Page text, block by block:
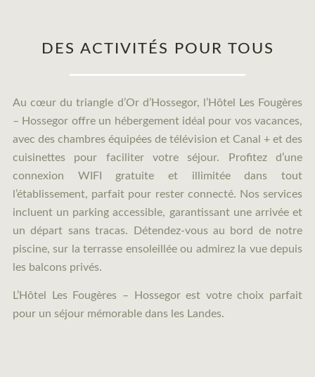
DES ACTIVITÉS POUR TOUS
Au cœur du triangle d’Or d’Hossegor, l’Hôtel Les Fougères
– Hossegor offre un hébergement idéal pour vos vacances,
avec des chambres équipées de télévision et Canal + et des
cuisinettes pour faciliter votre séjour. Profitez d’une
connexion WIFI gratuite et illimitée dans tout
l’établissement, parfait pour rester connecté. Nos services
incluent un parking accessible, garantissant une arrivée et
un départ sans tracas. Détendez-vous au bord de notre
piscine, sur la terrasse ensoleillée ou admirez la vue depuis
les balcons privés.
L’Hôtel Les Fougères – Hossegor est votre choix parfait
pour un séjour mémorable dans les Landes.